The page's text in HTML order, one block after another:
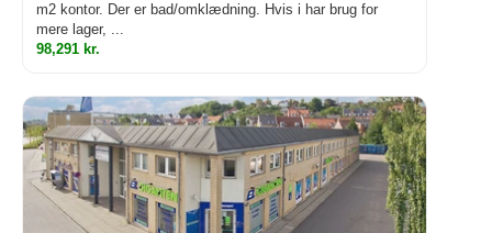
m2 kontor. Der er bad/omklædning. Hvis i har brug for
mere lager, ...
98,291 kr.